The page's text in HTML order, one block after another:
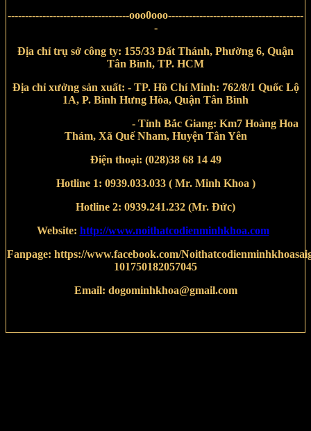
-----------------------------------ooo0ooo---------------------------------------
-
Địa chỉ trụ sở công ty: 155/33 Đất Thánh, Phường 6, Quận
Tân Bình, TP. HCM
Địa chỉ xưởng sản xuất: - TP. Hồ Chí Minh: 762/8/1 Quốc Lộ
1A, P. Bình Hưng Hòa, Quận Tân Bình
- Tỉnh Bắc Giang: Km7 Hoàng Hoa
Thám, Xã Quế Nham, Huyện Tân Yên
Điện thoại: (028)38 68 14 49
Hotline 1: 0939.033.033 ( Mr. Minh Khoa )
Hotline 2: 0939.241.232 (Mr. Đức)
Website: http://www.noithatcodienminhkhoa.com
Fanpage: https://www.facebook.com/
101750182057045
Email: dogominhkhoa@gmail.com